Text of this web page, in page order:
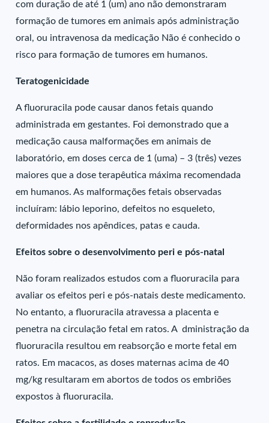
com duração de até 1 (um) ano não demonstraram
formação de tumores em animais após administração
oral, ou intravenosa da medicação Não é conhecido o
risco para formação de tumores em humanos.
Teratogenicidade
A fluoruracila pode causar danos fetais quando
administrada em gestantes. Foi demonstrado que a
medicação causa malformações em animais de
laboratório, em doses cerca de 1 (uma) – 3 (três) vezes
maiores que a dose terapêutica máxima recomendada
em humanos. As malformações fetais observadas
incluíram: lábio leporino, defeitos no esqueleto,
deformidades nos apêndices, patas e cauda.
Efeitos sobre o desenvolvimento peri e pós-natal
Não foram realizados estudos com a fluoruracila para
avaliar os efeitos peri e pós-natais deste medicamento.
No entanto, a fluoruracila atravessa a placenta e
penetra na circulação fetal em ratos. A dministração da
fluoruracila resultou em reabsorção e morte fetal em
ratos. Em macacos, as doses maternas acima de 40
mg/kg resultaram em abortos de todos os embriões
expostos à fluoruracila.